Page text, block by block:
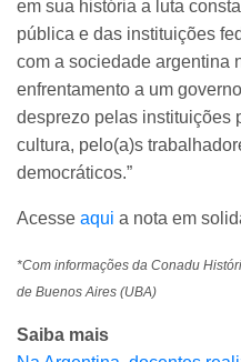
em sua história a luta
pública e das instituições
com a sociedade argentina
enfrentamento a um
desprezo pelas instituições
cultura, pelo(a)s
democráticos.”
Acesse aqui a nota em
*Com informações da Conadu
de Buenos Aires (UBA)
Saiba mais